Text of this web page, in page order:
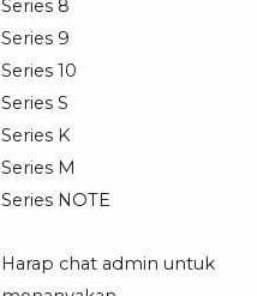
Series 8
Series 9
Series 10
Series S
Series K
Series M
Series NOTE
Harap chat admin untuk